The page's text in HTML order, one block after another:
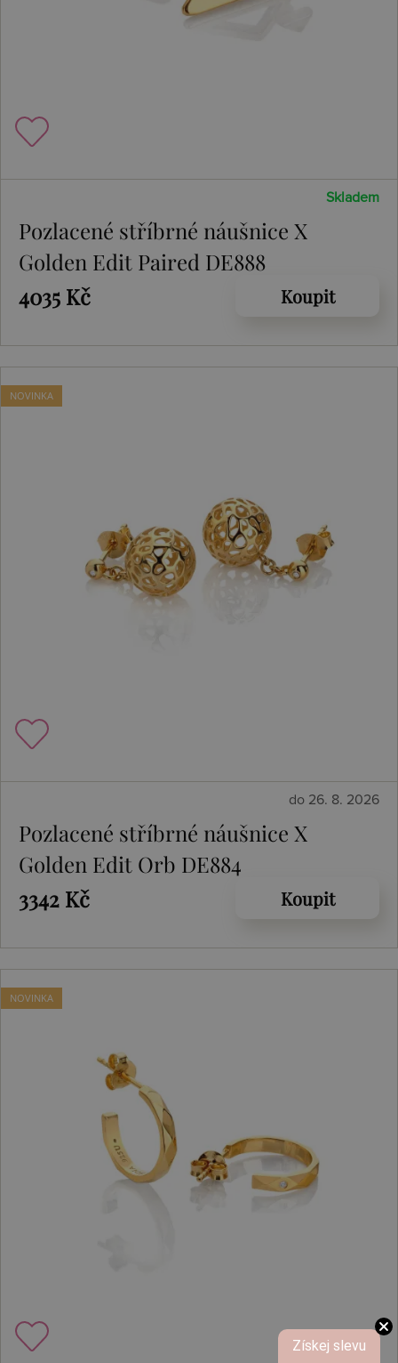
Skladem
Pozlacené stříbrné náušnice X
Golden Edit Paired DE888
4035 Kč
Koupit
NOVINKA
do 26. 8. 2026
Pozlacené stříbrné náušnice X
Golden Edit Orb DE884
3342 Kč
Koupit
NOVINKA
Získej slevu